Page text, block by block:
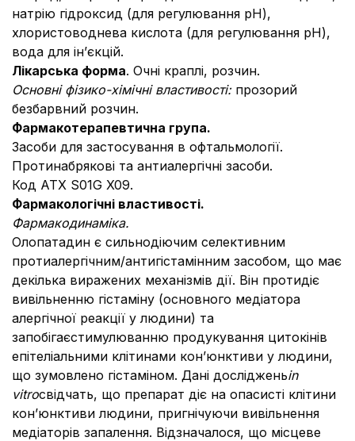
натрію гідроксид (для регулювання рН),
хлористоводнева кислота (для регулювання рН),
вода для ін’єкцій.
Лікарська форма. Очні краплі, розчин.
Основні фізико-хімічні властивості: прозорий
безбарвний розчин.
Фармакотерапевтична група.
Засоби для застосування в офтальмології.
Протинабрякові та антиалергічні засоби.
Код АТХ S01G X09.
Фармакологічні властивості.
Фармакодинаміка.
Олопатадин є сильнодіючим селективним
протиалергічним/антигістамінним засобом, що має
декілька виражених механізмів дії. Він протидіє
вивільненню гістаміну (основного медіатора
алергічної реакції у людини) та
запобігаєстимулюванню продукування цитокінів
епітеліальними клітинами кон’юнктиви у людини,
що зумовлено гістаміном. Дані дослідженьin
vitroсвідчать, що препарат діє на опасисті клітини
кон’юнктиви людини, пригнічуючи вивільнення
медіаторів запалення. Відзначалося, що місцеве